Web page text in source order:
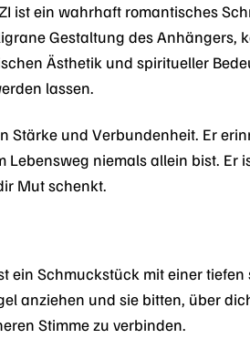
ist ein wahrhaft romantisches
Gestaltung des Anhängers,
Ästhetik und spiritueller
lassen.
Stärke und Verbundenheit. Er
niemals allein bist. Er
Mut schenkt.
ein Schmuckstück mit einer
anziehen und sie bitten, über
Stimme zu verbinden.